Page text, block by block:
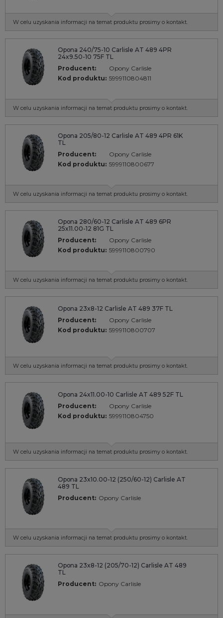
W celu uzyskania informacji na temat produktu prosimy o kontakt.
Opona 240/75-10 Carlisle AT 489 4PR
24x9.50-10 75F TL
Producent:
Opony Carlisle
Kod produktu: 5999110804811
W celu uzyskania informacji na temat produktu prosimy o kontakt.
Opona 205/80-12 Carlisle AT 489 4PR 61K
TL
Producent:
Opony Carlisle
Kod produktu: 5999110800677
W celu uzyskania informacji na temat produktu prosimy o kontakt.
Opona 280/60-12 Carlisle AT 489 6PR
25x11.00-12 81G TL
Producent:
Opony Carlisle
Kod produktu: 5999110800790
W celu uzyskania informacji na temat produktu prosimy o kontakt.
Opona 23x8-12 Carlisle AT 489 37F TL
Producent:
Opony Carlisle
Kod produktu: 5999110800707
W celu uzyskania informacji na temat produktu prosimy o kontakt.
Opona 24x11.00-10 Carlisle AT 489 52F TL
Producent:
Opony Carlisle
Kod produktu: 5999110804750
W celu uzyskania informacji na temat produktu prosimy o kontakt.
Opona 23x10.00-12 (250/60-12) Carlisle AT
489 TL
Producent: Opony Carlisle
W celu uzyskania informacji na temat produktu prosimy o kontakt.
Opona 23x8-12 (205/70-12) Carlisle AT 489
TL
Producent: Opony Carlisle